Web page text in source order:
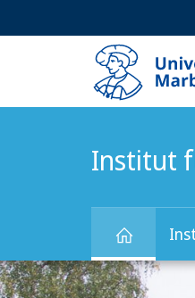
Institut
Institut
Hauptinhalt